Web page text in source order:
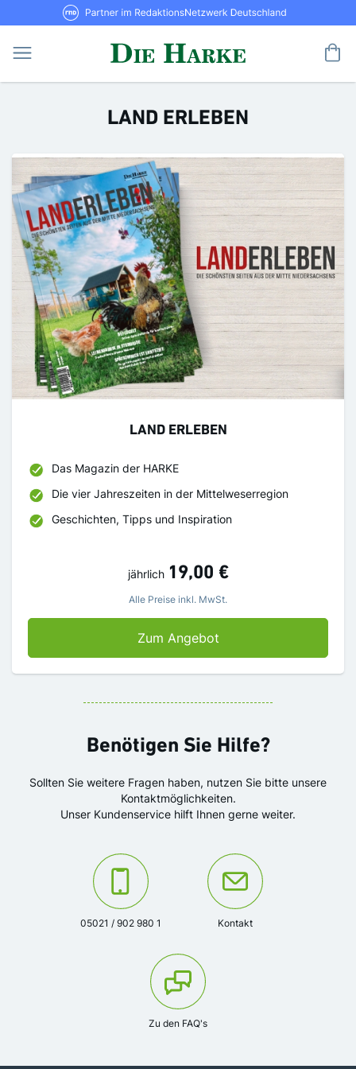
Direkt
zum
Inhalt
RND Partner im RedaktionsNetzwerk
LAND ERLEBEN
LAND ERLEBEN
Das Magazin der HARKE
Die vier Jahreszeiten in der Mittelweserregion
Geschichten, Tipps und Inspiration
jährlich 19,00 €
Alle Preise inkl. MwSt.
Zum AngebotLAND ERLEBEN
Benötigen Sie Hilfe?
Sollten Sie weitere Fragen haben, nutzen Sie bitte unsere
Kontaktmöglichkeiten.
Unser Kundenservice hilft Ihnen gerne weiter.
Kontaktieren Sie uns unter der Telefonnummer:
05021 / 902 980 1 Oder kontaktieren Sie uns
Kontakt
Zu den FAQ's